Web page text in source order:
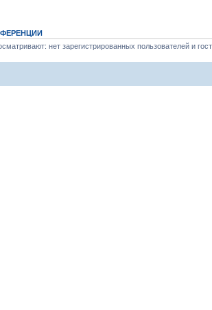
нет зарегистрированных пользователей и